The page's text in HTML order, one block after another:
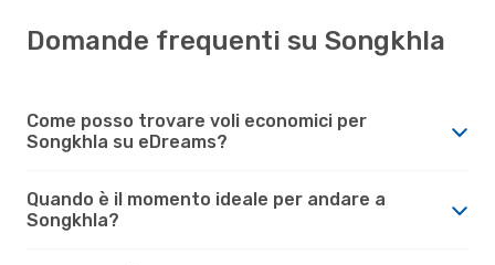
Domande frequenti su Songkhla
Come posso trovare voli economici per
Songkhla su eDreams?
Quando è il momento ideale per andare a
Songkhla?